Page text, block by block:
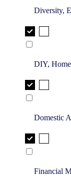
Diversity,
DIY,
Domestic
Financial